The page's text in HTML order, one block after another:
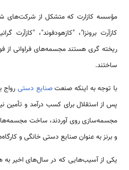
مؤسسه کازارت که متشکل از شرکت‌‌های
کازآرت برونزا"، "کازهودفوند"،
ریخته گری هستند مجسمه‌‌های فراوانی از
ساختند.
با توجه به اینکه صنعتصنایع دستی
پس از استقلال برای کسب درآمد و تأمین
مجسمه‌سازی روی آوردند، ساخت
و برنز به عنوان صنایع دستی خانگی و
یکی از آسیب‌‌هایی که در سال‌های اخیر